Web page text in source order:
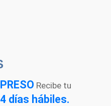
Recibe tu
4 días hábiles.